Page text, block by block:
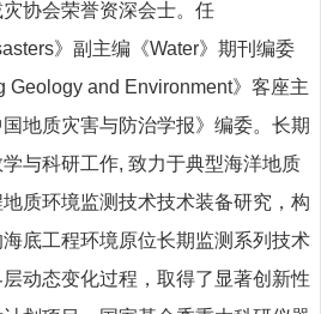
协会荣誉资深会士。任
》副主编《Water》期刊编委
Geology and Environment》客座主
地质灾害与防治学报》编委。长期
与科研工作, 致力于典型海洋地质
质环境监测技术技术装备研究，构
底工程环境原位长期监测系列技术
动态变化过程， 取得了显著创新性